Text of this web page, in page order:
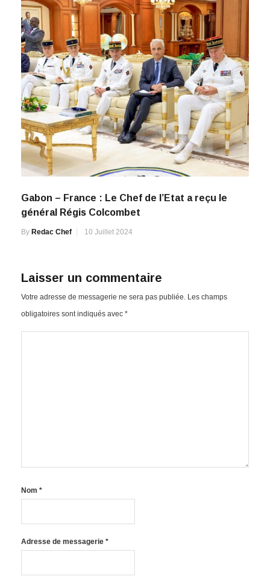
Gabon – France : Le Chef de l’Etat a reçu le
général Régis Colcombet
By Redac Chef 10 Juillet 2024
Laisser un commentaire
Votre adresse de messagerie ne sera pas publiée. Les champs
obligatoires sont indiqués avec *
Nom *
Adresse de messagerie *